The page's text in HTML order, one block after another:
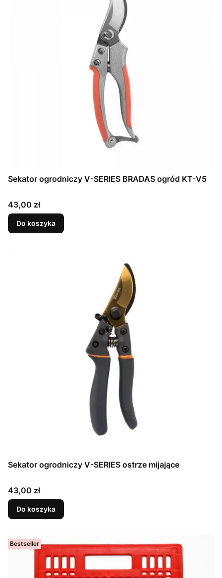
Sekator ogrodniczy V-SERIES BRADAS ogród KT-V5
Cena
43,00 zł
Do koszyka
Sekator ogrodniczy V-SERIES ostrze mijające
Cena
43,00 zł
Do koszyka
Bestseller